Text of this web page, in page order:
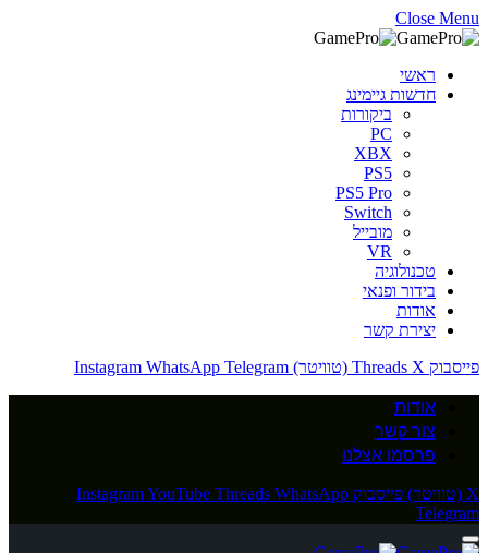
Close Menu
ראשי
חדשות גיימינג
ביקורות
PC
XBX
PS5
PS5 Pro
Switch
מובייל
VR
טכנולוגיה
בידור ופנאי
אודות
יצירת קשר
פייסבוק
Threads X (טוויטר) Instagram WhatsApp Telegram
אודות
צור קשר
פרסמו אצלנו
X (טוויטר) פייסבוק InstagramYouTube Threads WhatsApp
Telegram